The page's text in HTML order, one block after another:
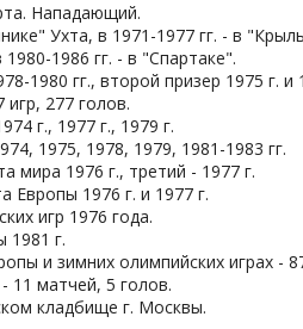
Нападающий.
Ухта, в 1971-1977 гг. - в
1986 гг. - в "Спартаке".
1980 гг., второй призер 1975 г. и
277 голов.
г., 1977 г., 1979 г.
1975, 1978, 1979, 1981-1983 гг.
мира 1976 г., третий - 1977 г.
Европы 1976 г. и 1977 г.
игр 1976 года.
1981 г.
и зимних олимпийских играх -
11 матчей, 5 голов.
кладбище г. Москвы.